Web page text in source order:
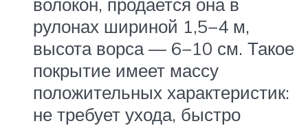
волокон, продается она в
рулонах шириной 1,5−4 м,
высота ворса — 6−10 см. Такое
покрытие имеет массу
положительных характеристик:
не требует ухода, быстро